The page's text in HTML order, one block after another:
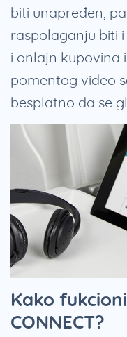
biti unapređen,
raspolaganju biti i
i onlajn kupovina
pomentog video
besplatno da se
Kako
CONNECT?